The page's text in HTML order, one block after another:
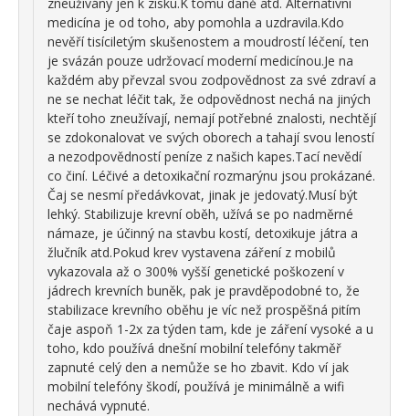
zneužívány jen k zisku.K tomu daně atd. Alternativní
medicína je od toho, aby pomohla a uzdravila.Kdo
nevěří tisíciletým skušenostem a moudrostí léčení, ten
je svázán pouze udržovací moderní medicínou.Je na
každém aby převzal svou zodpovědnost za své zdraví a
ne se nechat léčit tak, že odpovědnost nechá na jiných
kteří toho zneužívají, nemají potřebné znalosti, nechtějí
se zdokonalovat ve svých oborech a tahají svou leností
a nezodpovědností peníze z našich kapes.Tací nevědí
co činí. Léčivé a detoxikační rozmarýnu jsou prokázané.
Čaj se nesmí předávkovat, jinak je jedovatý.Musí být
lehký. Stabilizuje krevní oběh, užívá se po nadměrné
námaze, je účinný na stavbu kostí, detoxikuje játra a
žlučník atd.Pokud krev vystavena záření z mobilů
vykazovala až o 300% vyšší genetické poškození v
jádrech krevních buněk, pak je pravděpodobné to, že
stabilizace krevního oběhu je víc než prospěšná pitím
čaje aspoň 1-2x za týden tam, kde je záření vysoké a u
toho, kdo používá dnešní mobilní telefóny takměř
zapnuté celý den a nemůže se ho zbavit. Kdo ví jak
mobilní telefóny škodí, používá je minimálně a wifi
nechává vypnuté.